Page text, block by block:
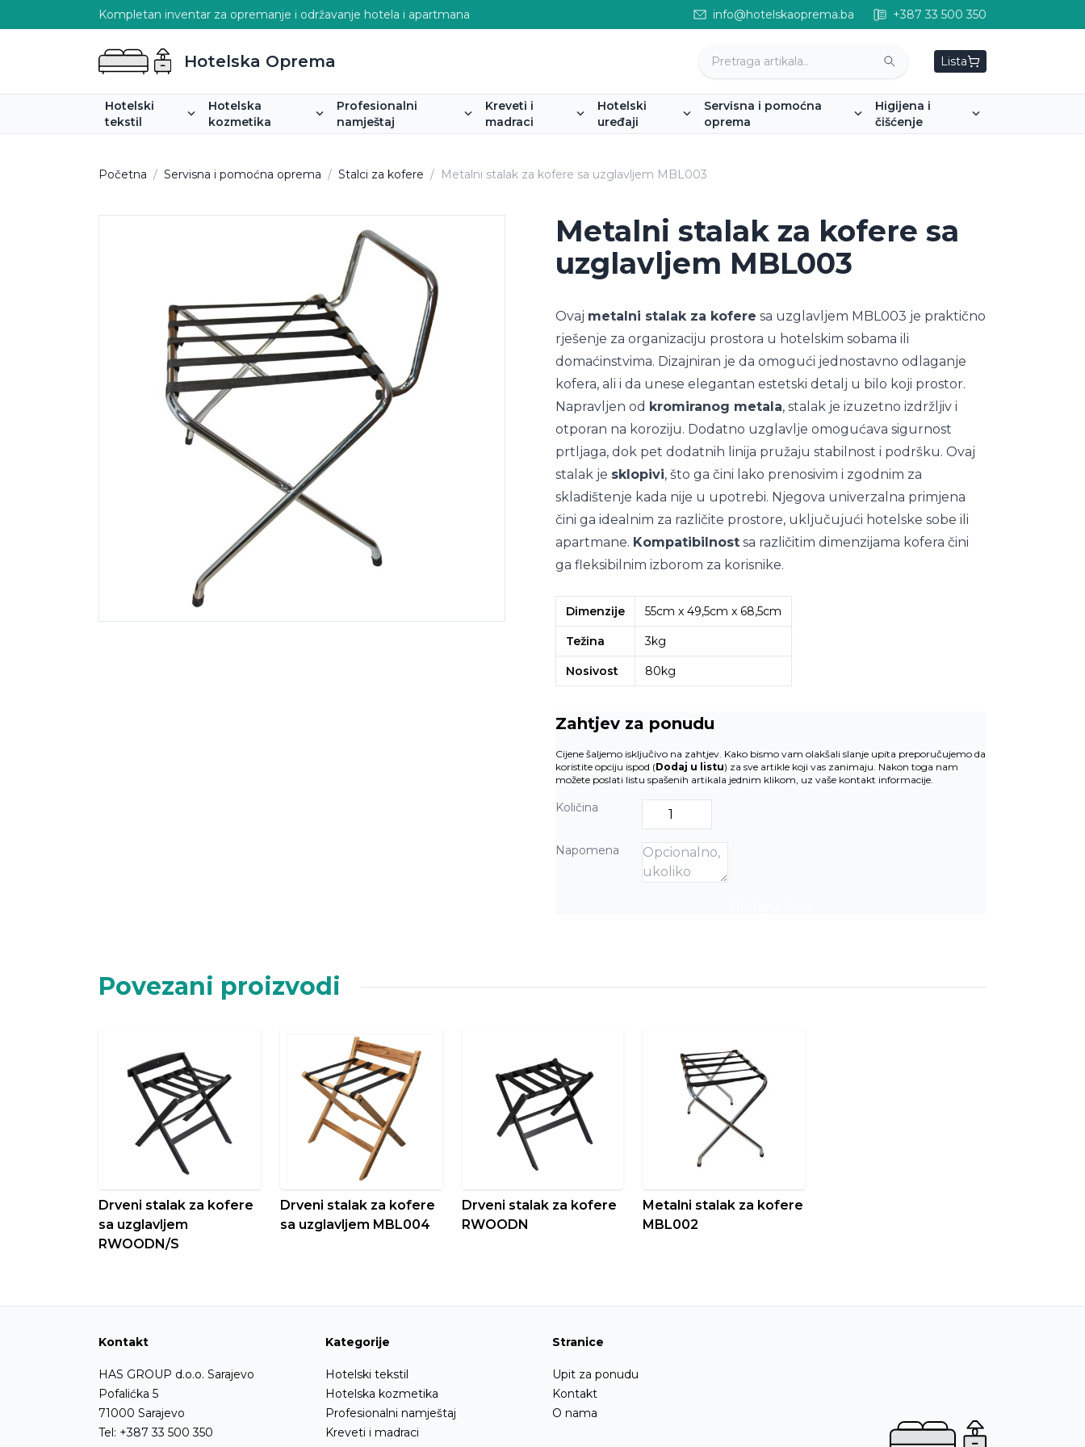
Kompletan inventar za opremanje i održavanje hotela i apartmana info@hotelskaoprema.ba +387 33 500 350
Hotelska Oprema Lista
Hotelski
tekstil
Hotelska
kozmetika
Profesionalni
namještaj
Kreveti i
madraci
Hotelski
uređaji
Servisna i pomoćna
oprema
Higijena i
čišćenje
Početna / Servisna i pomoćna oprema / Stalci za kofere / Metalni stalak za kofere sa uzglavljem MBL003
Metalni stalak za kofere sa
uzglavljem MBL003
Ovaj metalni stalak za kofere sa uzglavljem MBL003 je praktično
rješenje za organizaciju prostora u hotelskim sobama ili
domaćinstvima. Dizajniran je da omogući jednostavno odlaganje
kofera, ali i da unese elegantan estetski detalj u bilo koji prostor.
Napravljen od kromiranog metala, stalak je izuzetno izdržljiv i
otporan na koroziju. Dodatno uzglavlje omogućava sigurnost
prtljaga, dok pet dodatnih linija pružaju stabilnost i podršku. Ovaj
stalak je sklopivi, što ga čini lako prenosivim i zgodnim za
skladištenje kada nije u upotrebi. Njegova univerzalna primjena
čini ga idealnim za različite prostore, uključujući hotelske sobe ili
apartmane. Kompatibilnostsa različitim dimenzijama kofera čini
ga fleksibilnim izborom za korisnike.
Dimenzije 55cm x 49,5cm x 68,5cm
Težina 3kg
Nosivost 80kg
Zahtjev za ponudu
Cijene šaljemo isključivo na zahtjev. Kako bismo vam olakšali slanje upita preporučujemo da
koristite opciju ispod (Dodaj u listu) za sve artikle koji vas zanimaju. Nakon toga nam
možete poslati listu spašenih artikala jednim klikom, uz vaše kontakt informacije.
Količina
Napomena
Povezani proizvodi
Drveni stalak za kofere
sa uzglavljem
RWOODN/S
Drveni stalak za kofere
sa uzglavljem MBL004
Drveni stalak za kofere
RWOODN
Metalni stalak za kofere
MBL002
Kontakt
HAS GROUP d.o.o. Sarajevo
Pofalićka 5
71000 Sarajevo
Tel: +387 33 500 350
Kategorije
Hotelski tekstil
Hotelska kozmetika
Profesionalni namještaj
Kreveti i madraci
Stranice
Upit za ponudu
Kontakt
O nama